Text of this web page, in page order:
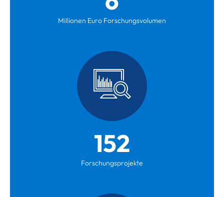
Millionen Euro Forschungsvolumen
152
Forschungsprojekte